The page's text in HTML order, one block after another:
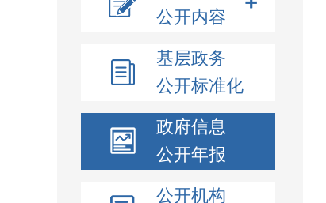
公开内容
基层政务
公开标准化
政府信息
公开年报
公开机构